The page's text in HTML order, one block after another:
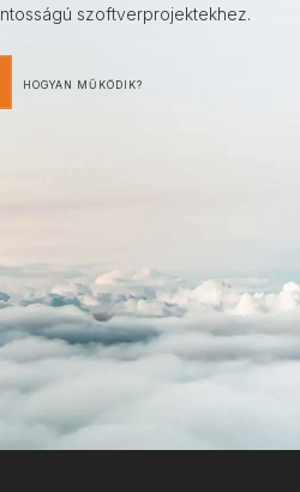
szoftverprojektekhez.
HOGYAN MŰKÖDIK?